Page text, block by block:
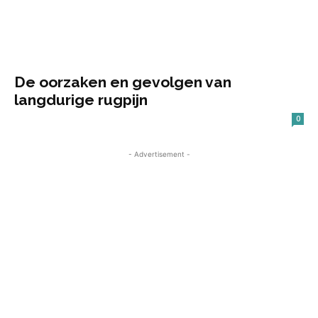
De oorzaken en gevolgen van
langdurige rugpijn
0
- Advertisement -